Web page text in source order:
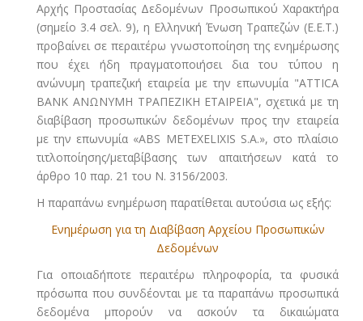
Αρχής Προστασίας Δεδομένων Προσωπικού Χαρακτήρα
(σημείο 3.4 σελ. 9), η Ελληνική Ένωση Τραπεζών (Ε.Ε.Τ.)
προβαίνει σε περαιτέρω γνωστοποίηση της ενημέρωσης
που έχει ήδη πραγματοποιήσει δια του τύπου η
ανώνυμη τραπεζική εταιρεία με την επωνυμία "ΑΤΤΙCA
BANK AΝΩΝΥΜΗ ΤΡΑΠΕΖΙΚΗ ΕΤΑΙΡΕΙΑ", σχετικά με τη
διαβίβαση προσωπικών δεδομένων προς την εταιρεία
με την επωνυμία «ABS METEXELIXIS S.A.», στο πλαίσιο
τιτλοποίησης/μεταβίβασης των απαιτήσεων κατά το
άρθρο 10 παρ. 21 του Ν. 3156/2003.
Η παραπάνω ενημέρωση παρατίθεται αυτούσια ως εξής:
Ενημέρωση για τη Διαβίβαση Αρχείου Προσωπικών
Δεδομένων
Για οποιαδήποτε περαιτέρω πληροφορία, τα φυσικά
πρόσωπα που συνδέονται με τα παραπάνω προσωπικά
δεδομένα μπορούν να ασκούν τα δικαιώματα